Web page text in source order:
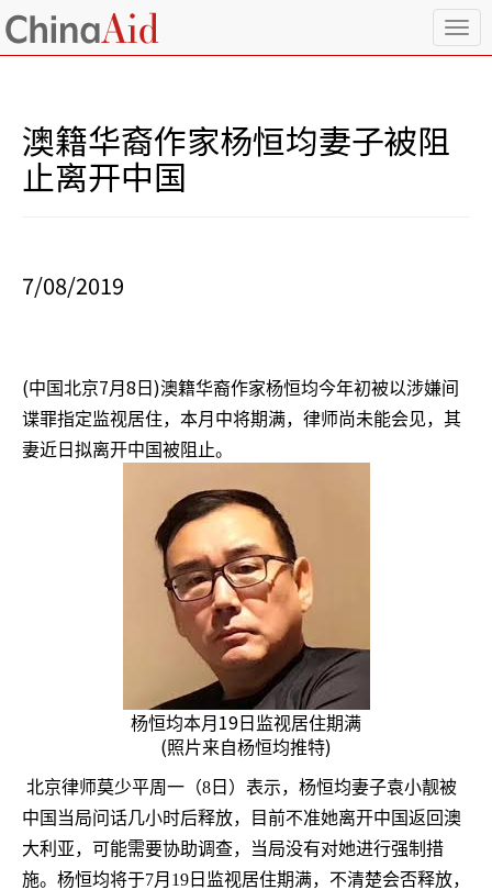
T
o
澳籍华裔作家杨恒均妻子被阻
止离开中国
7/08/2019
(中国北京7月 8 日 )澳籍华裔作家杨恒均今年初被以涉嫌间
谍罪指定监视居住，本月中将期满，律师尚未能会见，其
妻近日拟离开中国被阻止。
杨恒均本月 19 日监视居住期满
(照片来自杨恒均推特)
北京律师莫少平周一（8 日）表示，杨恒均妻子袁小靓被
中国当局问话几小时后释放，目前不准她离开中国返回澳
大利亚，可能需要协助调查，当局没有对她进行强制措
施。杨恒均将于7月 19 日监视居住期满，不清楚会否释放，